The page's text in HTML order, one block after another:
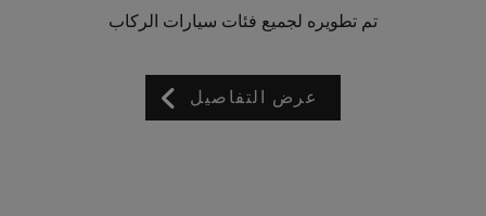
تم تطويره لجميع فئات سيارات الركاب
عرض التفاصيل